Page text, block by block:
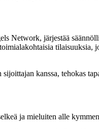
Network, järjestää
sijoittajan kanssa, tehokas
ja mieluiten alle